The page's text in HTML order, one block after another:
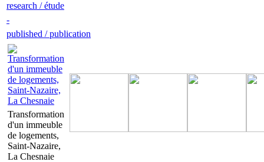
research / étude
-
published / publication
Transformation
d'un immeuble
de logements,
Saint-Nazaire,
La Chesnaie